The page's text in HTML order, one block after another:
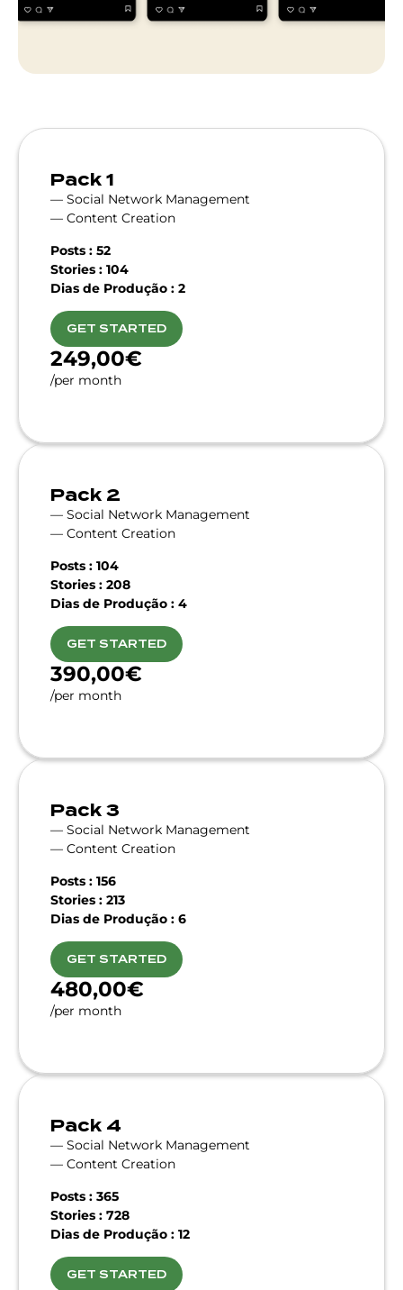
Pack 1
— Social Network Management
— Content Creation
Posts : 52
Stories : 104
Dias de Produção : 2
GET STARTED
249,00€
/per month
Pack 2
— Social Network Management
— Content Creation
Posts : 104
Stories : 208
Dias de Produção : 4
GET STARTED
390,00€
/per month
Pack 3
— Social Network Management
— Content Creation
Posts : 156
Stories : 213
Dias de Produção : 6
GET STARTED
480,00€
/per month
Pack 4
— Social Network Management
— Content Creation
Posts : 365
Stories : 728
Dias de Produção : 12
GET STARTED